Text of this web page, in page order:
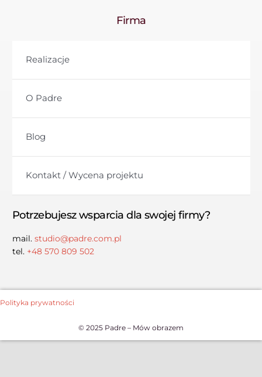
Firma
Realizacje
O Padre
Blog
Kontakt / Wycena projektu
Potrzebujesz wsparcia dla swojej firmy?
mail. studio@padre.com.pl
tel. +48 570 809 502
Polityka prywatności
© 2025 Padre – Mów obrazem